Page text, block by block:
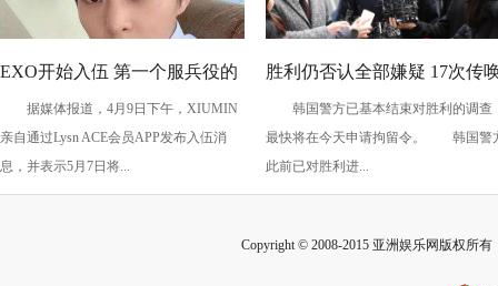
EXO开始入伍 第一个服兵役的
是他！
据媒体报道，4月9日下午，XIUMIN
亲自通过Lysn ACE会员APP发布入伍消
息，并表示5月7日将...
胜利仍否认全部嫌疑 17次传
调查后仍想洗脱嫌疑
韩国警方已基本结束对胜利的调查
最快将在今天申请拘留令。 韩国警
此前已对胜利进...
Copyright © 2008-2015 亚洲娱乐网版权所